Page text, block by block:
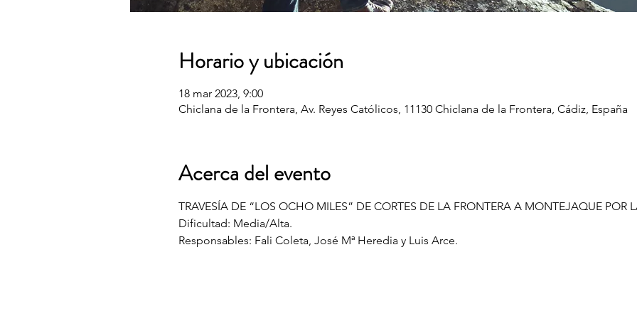
Horario y ubicación
18 mar 2023, 9:00
Chiclana de la Frontera, Av. Reyes Católicos, 11130 Chiclana de la Frontera, Cádiz, España
Acerca del evento
TRAVESÍA DE “LOS OCHO MILES” DE CORTES DE LA FRONTERA A MONTEJAQUE POR
Dificultad: Media/Alta.
Responsables: Fali Coleta, José Mª Heredia y Luis Arce.